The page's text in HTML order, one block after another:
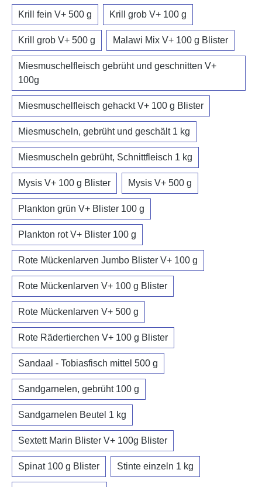
Krill fein V+ 500 g Krill grob V+ 100 g
Krill grob V+ 500 g Malawi Mix V+ 100 g Blister
Miesmuschelfleisch gebrüht und geschnitten V+
100g
Miesmuschelfleisch gehackt V+ 100 g Blister
Miesmuscheln, gebrüht und geschält 1 kg
Miesmuscheln gebrüht, Schnittfleisch 1 kg
Mysis V+ 100 g Blister Mysis V+ 500 g
Plankton grün V+ Blister 100 g
Plankton rot V+ Blister 100 g
Rote Mückenlarven Jumbo Blister V+ 100 g
Rote Mückenlarven V+ 100 g Blister
Rote Mückenlarven V+ 500 g
Rote Rädertierchen V+ 100 g Blister
Sandaal - Tobiasfisch mittel 500 g
Sandgarnelen, gebrüht 100 g
Sandgarnelen Beutel 1 kg
Sextett Marin Blister V+ 100g Blister
Spinat 100 g Blister Stinte einzeln 1 kg